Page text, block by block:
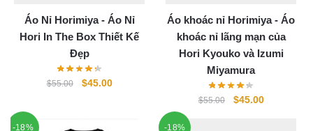
Áo Nỉ Horimiya - Áo Nỉ
Hori In The Box Thiết Kế
Đẹp
$55.00
Original
$55.00.
$45.00Current
Áo khoác nỉ Horimiya - Áo
khoác nỉ lãng mạn của
Hori Kyouko và Izumi
Miyamura
$55.00
Original
$45.00Current
-18% -18%